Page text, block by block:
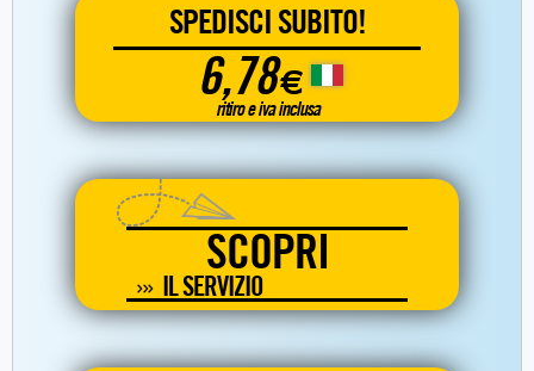
SPEDISCI SUBITO!
6,78€
ritiro e iva inclusa
SCOPRI
IL SERVIZIO